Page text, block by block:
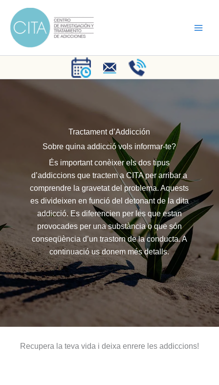
contingut
Tractament d’Addicción
Sobre quina addicció vols informar-te?
És important conèixer els dos tipus
d’addiccions que tractem a CITA per arribar a
comprendre la gravetat del problema. Aquests
es divideixen en funció del detonant de la dita
addicció. Es diferencien per les que estan
provocades per una substància o que són
conseqüència d’un trastorn de la conducta. A
continuació us donem més detalls.
Recupera la teva vida i deixa enrere les addiccions!